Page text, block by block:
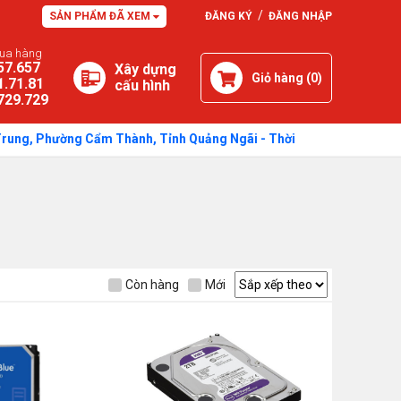
SẢN PHẨM ĐÃ XEM ĐĂNG KÝ / ĐĂNG NHẬP
hàng
Xây dựng
cấu hình
Giỏ hàng (0)
Cẩm Thành, Tỉnh Quảng Ngãi - Thời gian: Sáng: 7h30 -
Còn hàng Mới